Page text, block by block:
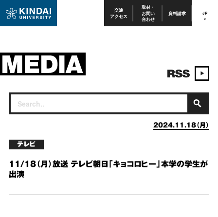
交通
アクセス
取材・
お問い
合わせ
資料請求 JP
2024.11.18（月）
テレビ
11/18（月）放送 テレビ朝日「キョコロヒー」本学の学生が
出演